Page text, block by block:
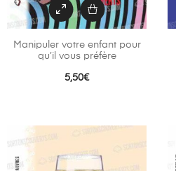
Manipuler votre enfant pour
qu’il vous préfère
5,50€